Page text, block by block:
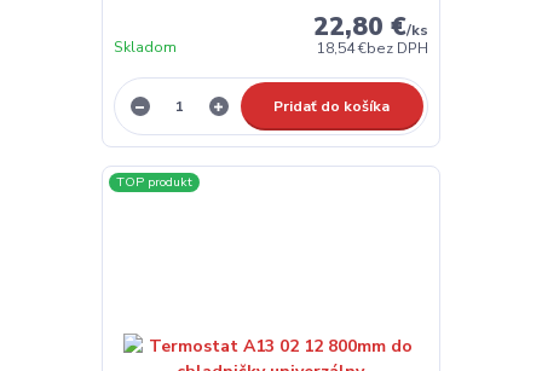
22,80 €/ks
18,54 €bez DPH
Skladom
Pridať do košíka
TOP produkt